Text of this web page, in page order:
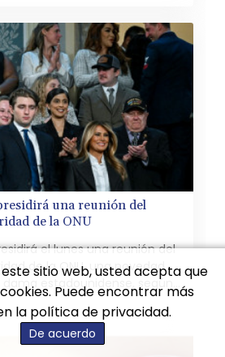
sitio web, usted acepta que
Puede encontrar más
la política de privacidad.
De acuerdo
una reunión del
de la ONU
el lunes una reunión del
de la ONU, una novedad
dama estadounidense, según